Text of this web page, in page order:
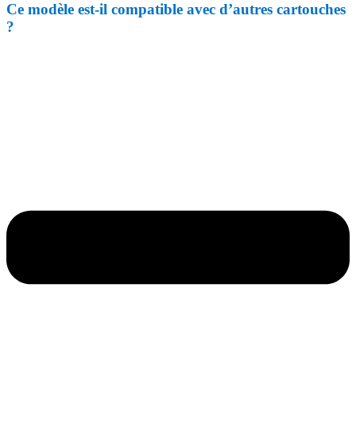
Ce modèle est-il compatible avec d’autres cartouches
?